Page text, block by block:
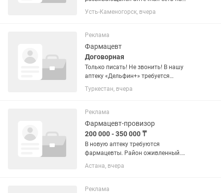
рынке Казахстана, занимающая
лидирующие позиции в ВКО,
и ПРОВИЗОРОВ! Компания ОПТОМЕД
успешно сотрудничает с...
Усть-Каменогорск, вчера
Реклама
Фармацевт
Договорная
Только писать! Не звонить! В нашу
аптеку «Дельфин+» требуется
фармацевт в команду. Ищем
ответственного, аккуратного и
Туркестан, вчера
Реклама
Фармацевт-провизор
200 000 - 350 000 ₸
В новую аптеку требуются
фармацевты. Район оживленный.
Чистая уютная аптека со всеми
условиями. Адрес Молдагалиева 5.
Зарплата в зависимости от
Астана, вчера
Реклама